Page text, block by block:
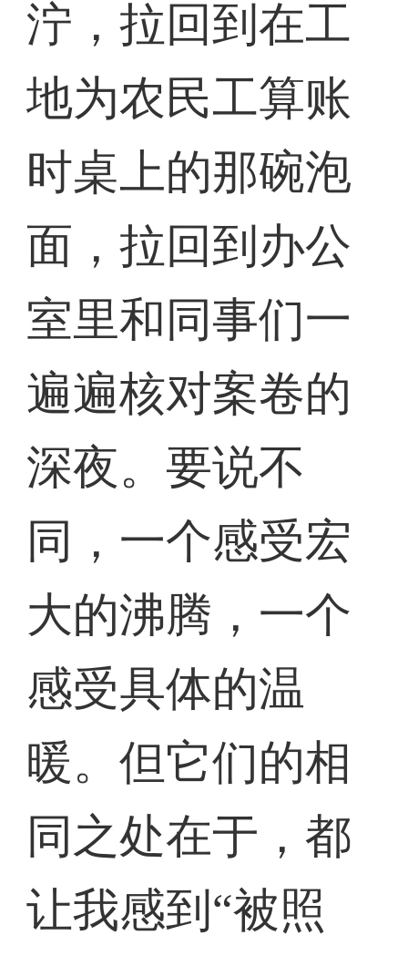
泞，拉回到在工
地为农民工算账
时桌上的那碗泡
面，拉回到办公
室里和同事们一
遍遍核对案卷的
深夜。要说不
同，一个感受宏
大的沸腾，一个
感受具体的温
暖。但它们的相
同之处在于，都
让我感到“被照